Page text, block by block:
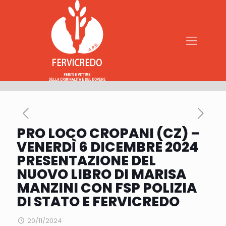
PRO LOCO CROPANI (CZ) –
VENERDÌ 6 DICEMBRE 2024
PRESENTAZIONE DEL
NUOVO LIBRO DI MARISA
MANZINI CON FSP POLIZIA
DI STATO E FERVICREDO
20/11/2024